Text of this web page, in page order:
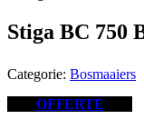
Stiga BC 750
Categorie: Bosmaaiers
OFFERTE